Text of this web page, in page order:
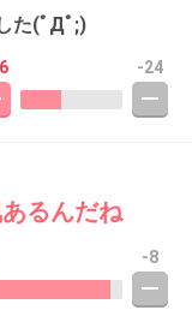
た(ﾟДﾟ;)
-24
るんだね
-8